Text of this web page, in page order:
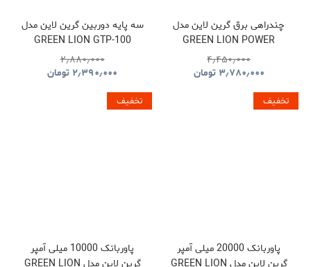
چندراهی برق گرین لاین مدل
GREEN LION POWER
SOCKET GL-PS8A
GNPS7UPDUKBK
۴٫۴۵۰٫۰۰۰
۳٫۷۸۰٫۰۰۰ تومان
سه پایه دوربین گرین لاین مدل
GREEN LION GTP-100
GNTP100TRIBK
۲٫۸۸۰٫۰۰۰
۲٫۳۹۰٫۰۰۰ تومان
تخفیف
پاوربانک 20000 میلی آمپر
تخفیف
پاوربانک 10000 میلی آمپر